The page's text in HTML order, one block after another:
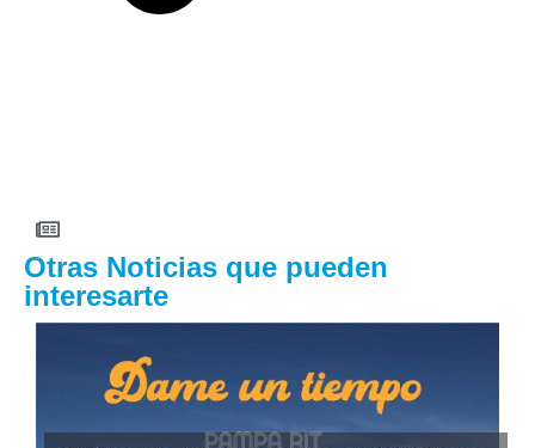
Otras Noticias que pueden
interesarte